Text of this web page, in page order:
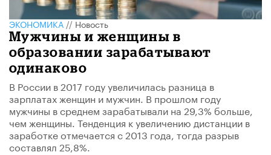
ЭКОНОМИКА//Новость
Мужчины и женщины в
образовании зарабатывают
одинаково
В России в 2017 году увеличилась разница в
зарплатах женщин и мужчин. В прошлом году
мужчины в среднем зарабатывали на 29,3% больше,
чем женщины. Тенденция к увеличению дистанции в
заработке отмечается с 2013 года, тогда разрыв
составлял 25,8%.